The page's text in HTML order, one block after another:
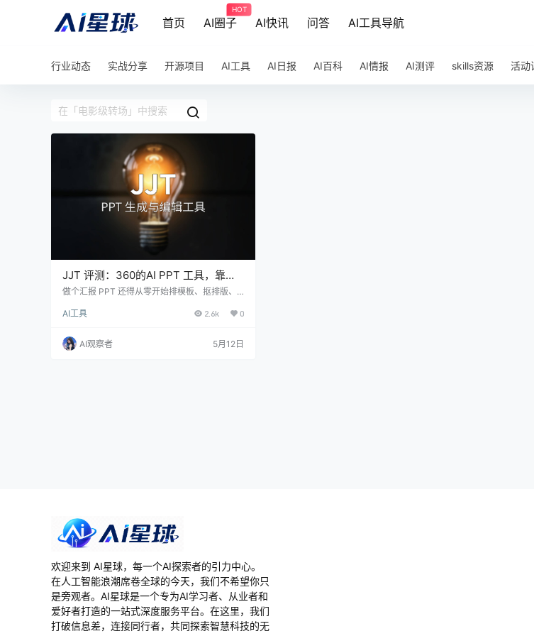
首页 AI圈子
HOT
AI快讯 问答 AI工具导航
行业动态 实战分享 开源项目 AI工具 AI日报 AI百科 AI情报 AI测评 skills资源 活动
JJT 评测：360的AI PPT 工具，靠电
影级转场出圈？
做个汇报 PPT 还得从零开始排模板、抠排版、
的牌有点不一样。电影级视频转场、粘贴数据自
一个月，到底值不值得买，上手测一遍全说清
楚。 简单说说 JJT 是 360 集团旗下 AI 办公平
AI工具 2.6k 0
AI观察者 5月12日
欢迎来到 AI星球，每一个AI探索者的引力中心。
在人工智能浪潮席卷全球的今天，我们不希望你只
是旁观者。AI星球是一个专为AI学习者、从业者和
爱好者打造的一站式深度服务平台。在这里，我们
打破信息差，连接同行者，共同探索智慧科技的无